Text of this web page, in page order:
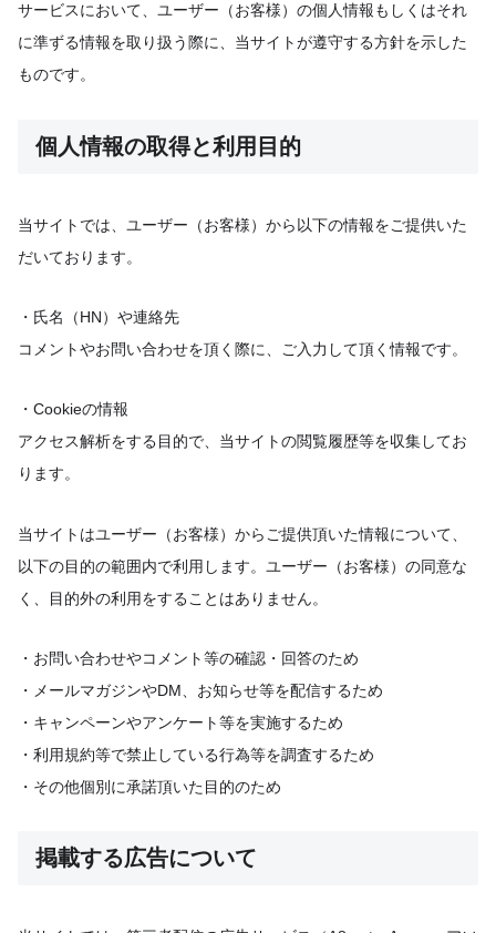
サービスにおいて、ユーザー（お客様）の個人情報もしくはそれ
に準ずる情報を取り扱う際に、当サイトが遵守する方針を示した
ものです。
個人情報の取得と利用目的
当サイトでは、ユーザー（お客様）から以下の情報をご提供いた
だいております。
・氏名（HN）や連絡先
コメントやお問い合わせを頂く際に、ご入力して頂く情報です。
・Cookieの情報
アクセス解析をする目的で、当サイトの閲覧履歴等を収集してお
ります。
当サイトはユーザー（お客様）からご提供頂いた情報について、
以下の目的の範囲内で利用します。ユーザー（お客様）の同意な
く、目的外の利用をすることはありません。
・お問い合わせやコメント等の確認・回答のため
・メールマガジンやDM、お知らせ等を配信するため
・キャンペーンやアンケート等を実施するため
・利用規約等で禁止している行為等を調査するため
・その他個別に承諾頂いた目的のため
掲載する広告について